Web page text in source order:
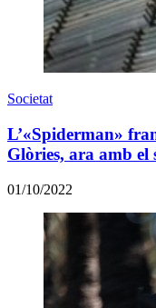
Societat
L’«Spiderman»
Glòries, ara amb el
01/10/2022